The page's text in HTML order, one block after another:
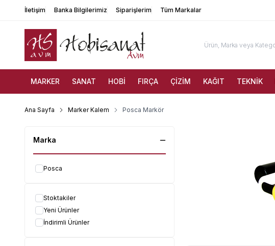
İletişim Banka Bilgilerimiz Siparişlerim Tüm Markalar
MARKER SANAT HOBİ FIRÇA ÇİZİM KAĞIT TEKNİK
Ana Sayfa Marker Kalem Posca Markör
Marka
Posca
Stoktakiler
Yeni Ürünler
İndirimli Ürünler